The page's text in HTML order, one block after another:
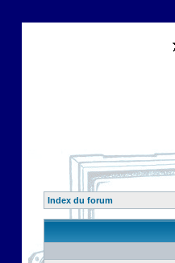
Index du forum